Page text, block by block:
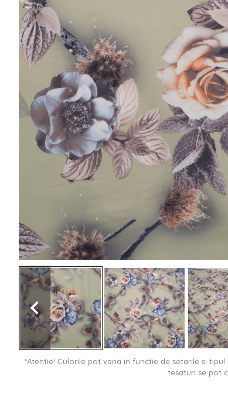
*Atentie! Culorile pot varia in functie de setarile si
tesaturi se pot